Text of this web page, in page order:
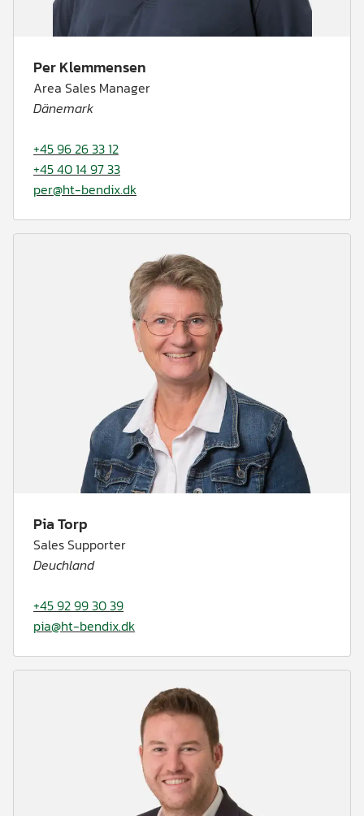
Per Klemmensen
Area Sales Manager
Dänemark
+45 96 26 33 12
+45 40 14 97 33
per@ht-bendix.dk
Pia Torp
Sales Supporter
Deuchland
+45 92 99 30 39
pia@ht-bendix.dk